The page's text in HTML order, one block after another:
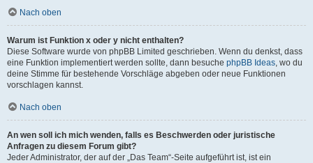
Nach oben
Warum ist Funktion x oder y nicht enthalten?
Diese Software wurde von phpBB Limited geschrieben. Wenn du denkst, dass
eine Funktion implementiert werden sollte, dann besuche phpBB Ideas, wo du
deine Stimme für bestehende Vorschläge abgeben oder neue Funktionen
vorschlagen kannst.
Nach oben
An wen soll ich mich wenden, falls es Beschwerden oder juristische
Anfragen zu diesem Forum gibt?
Jeder Administrator, der auf der „Das Team“-Seite aufgeführt ist, ist ein